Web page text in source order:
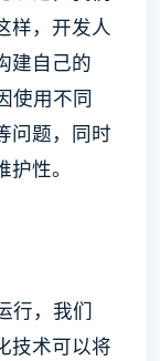
样，开发人
建自己的
使用不同
问题，同时
性。
行，我们
技术可以将